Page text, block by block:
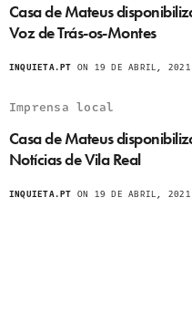
Casa de Mateus
Voz de Trás-os-Montes
INQUIETA.PT ON 19 DE ABRIL, 2021
Imprensa local
Casa de Mateus
Notícias de Vila Real
INQUIETA.PT ON 19 DE ABRIL, 2021